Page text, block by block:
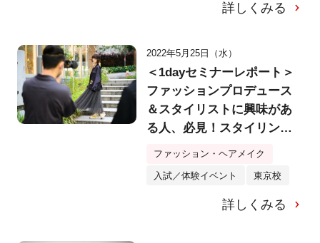
詳しくみる
2022年5月25日（水）
＜1dayセミナーレポート＞
ファッションプロデュース
＆スタイリストに興味があ
る人、必見！スタイリング
所】
ファッション・ヘアメイク
入試／体験イベント 東京校
詳しくみる